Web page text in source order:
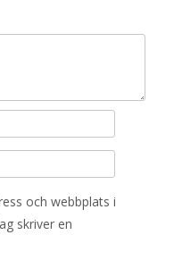
och webbplats i
skriver en